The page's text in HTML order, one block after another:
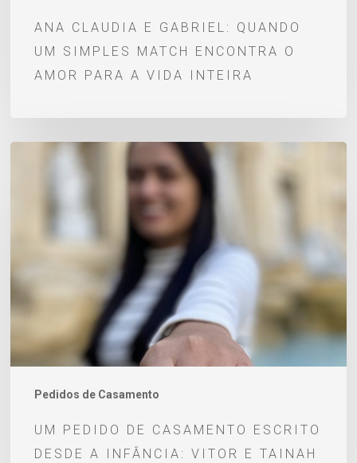
inteira
ANA CLAUDIA E GABRIEL: QUANDO
UM SIMPLES MATCH ENCONTRA O
AMOR PARA A VIDA INTEIRA
Pedidos de Casamento
Vitor
e
Tainah
UM PEDIDO DE CASAMENTO ESCRITO
DESDE A INFÂNCIA: VITOR E TAINAH